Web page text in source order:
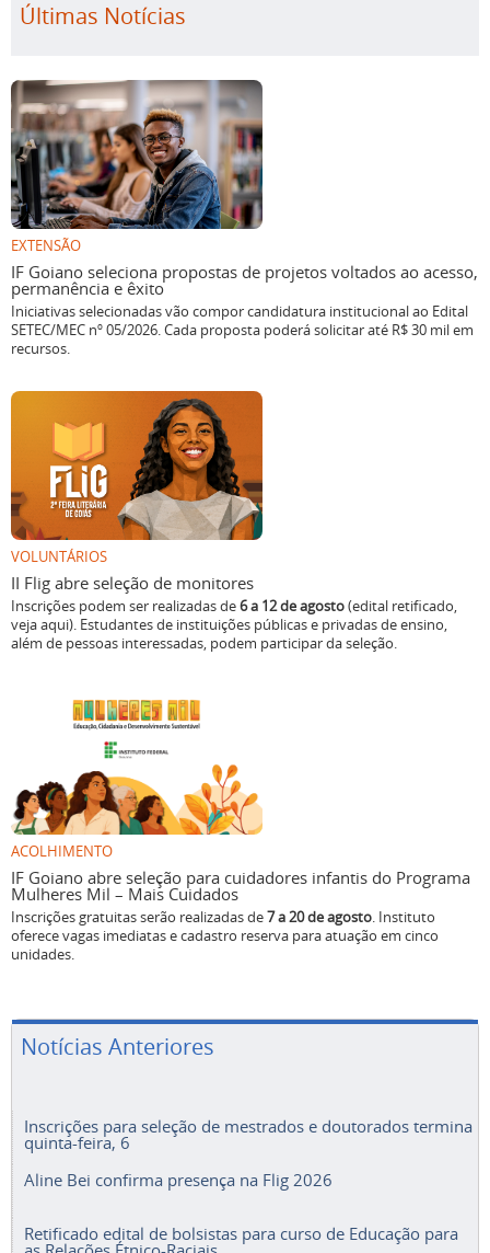
Últimas Notícias
EXTENSÃO
IF Goiano seleciona propostas de projetos voltados ao acesso,
permanência e êxito
Iniciativas selecionadas vão compor candidatura institucional ao Edital
SETEC/MEC nº 05/2026. Cada proposta poderá solicitar até R$ 30 mil em
recursos.
VOLUNTÁRIOS
II Flig abre seleção de monitores
Inscrições podem ser realizadas de6 a 12 de agosto(edital retificado,
veja aqui). Estudantes de instituições públicas e privadas de ensino,
além de pessoas interessadas, podem participar da seleção.
ACOLHIMENTO
IF Goiano abre seleção para cuidadores infantis do Programa
Mulheres Mil – Mais Cuidados
Inscrições gratuitas serão realizadas de7 a 20 de agosto. Instituto
oferece vagas imediatas e cadastro reserva para atuação em cinco
unidades.
Notícias Anteriores
Inscrições para seleção de mestrados e doutorados termina
quinta-feira, 6
Aline Bei confirma presença na Flig 2026
Retificado edital de bolsistas para curso de Educação para